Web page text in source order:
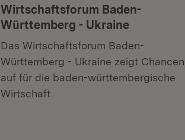
Wirtschaftsforum Baden-
Württemberg - Ukraine
Das Wirtschaftsforum Baden-
Württemberg - Ukraine zeigt Chancen
auf für die baden-württembergische
Wirtschaft.